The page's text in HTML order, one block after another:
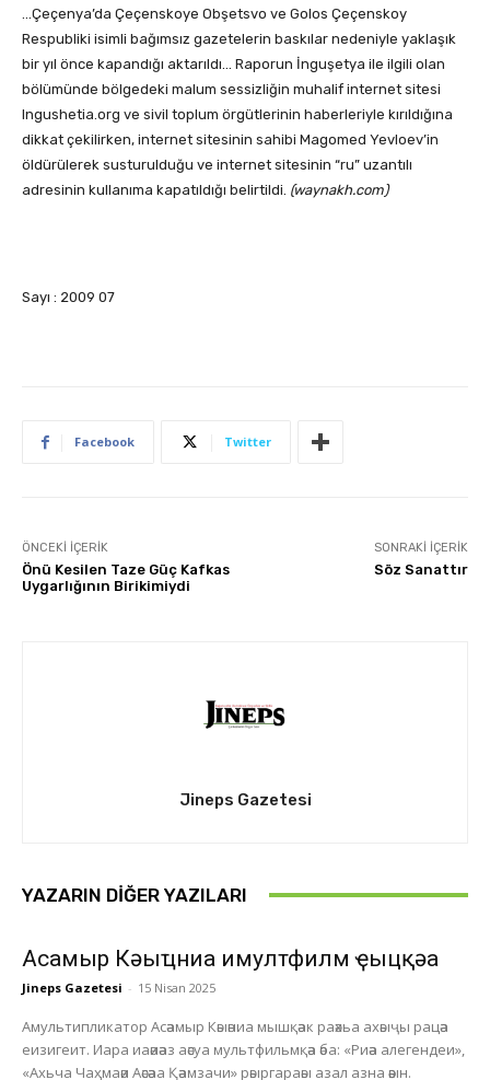
…Çeçenya’da Çeçenskoye Obşetsvo ve Golos Çeçenskoy
Respubliki isimli bağımsız gazetelerin baskılar nedeniyle yaklaşık
bir yıl önce kapandığı aktarıldı… Raporun İnguşetya ile ilgili olan
bölümünde bölgedeki malum sessizliğin muhalif internet sitesi
Ingushetia.org ve sivil toplum örgütlerinin haberleriyle kırıldığına
dikkat çekilirken, internet sitesinin sahibi Magomed Yevloev’in
öldürülerek susturulduğu ve internet sitesinin “ru” uzantılı
adresinin kullanıma kapatıldığı belirtildi. (waynakh.com)
Sayı : 2009 07
Facebook Twitter
ÖNCEKI İÇERIK
Önü Kesilen Taze Güç Kafkas
Uygarlığının Birikimiydi
SONRAKI İÇERIK
Söz Sanattır
Jineps Gazetesi
YAZARIN DIĞER YAZILARI
Асҭамыр Кәыҵниа имултфилм ҿыцқәа
Jineps Gazetesi - 15 Nisan 2025
Амультипликатор Асәамыр Кәыәниа мышқәак раәхьа ахәыҷы рацәа
еизигеит. Иара иаәиәаз аәсуа мультфильмқәа әба: «Риәа алегендеи»,
«Ахьча Чаҳмаәи Аәсәаа Қәамзачи» рәыргараәы азал азна әәын.